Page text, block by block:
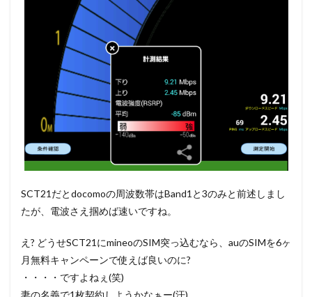
SCT21だとdocomoの周波数帯はBand1と3のみと前述しまし
たが、電波さえ掴めば速いですね。
え? どうせSCT21にmineoのSIM突っ込むなら、auのSIMを6ヶ
月無料キャンペーンで使えば良いのに?
・・・・ですよねぇ(笑)